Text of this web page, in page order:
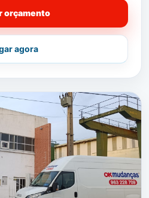
orçamento
agora